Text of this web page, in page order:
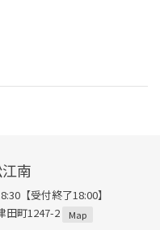
南
【受付終了18:00】
田町1247-2
Map